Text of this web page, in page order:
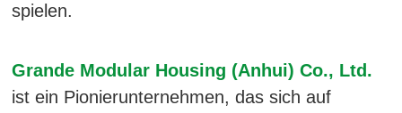
spielen.
Grande Modular Housing (Anhui) Co., Ltd.
ist ein Pionierunternehmen, das sich auf